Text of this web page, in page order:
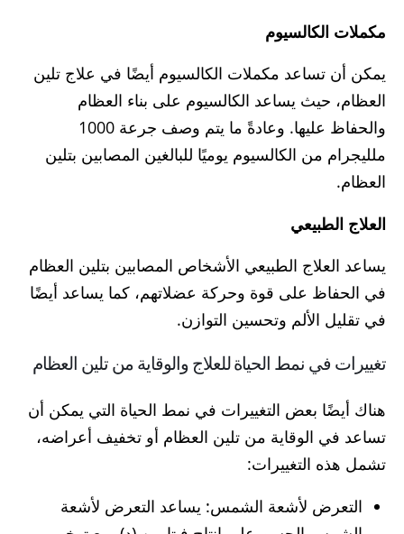
مكملات الكالسيوم
يمكن أن تساعد مكملات الكالسيوم أيضًا في علاج تلين
العظام، حيث يساعد الكالسيوم على بناء العظام
والحفاظ عليها. وعادةً ما يتم وصف جرعة 1000
ملليجرام من الكالسيوم يوميًا للبالغين المصابين بتلين
العظام.
العلاج الطبيعي
يساعد العلاج الطبيعي الأشخاص المصابين بتلين العظام
في الحفاظ على قوة وحركة عضلاتهم، كما يساعد أيضًا
في تقليل الألم وتحسين التوازن.
تغييرات في نمط الحياة للعلاج والوقاية من تلين العظام
هناك أيضًا بعض التغييرات في نمط الحياة التي يمكن أن
تساعد في الوقاية من تلين العظام أو تخفيف أعراضه،
تشمل هذه التغييرات:
التعرض لأشعة الشمس: يساعد التعرض لأشعة